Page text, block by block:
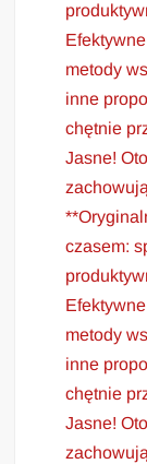
metody
inne
chętnie
Jasne!
czasem:
metody
inne
chętnie
Jasne!